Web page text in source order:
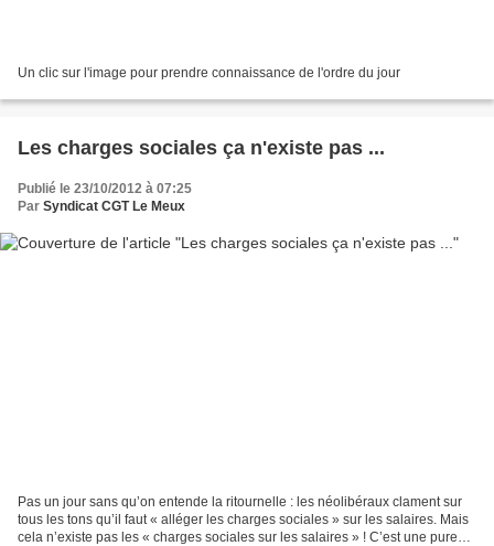
Un clic sur l'image pour prendre connaissance de l'ordre du jour
Les charges sociales ça n'existe pas ...
Publié le 23/10/2012 à 07:25
Par Syndicat CGT Le Meux
Pas un jour sans qu’on entende la ritournelle : les néolibéraux clament sur
tous les tons qu’il faut « alléger les charges sociales » sur les salaires. Mais
cela n’existe pas les « charges sociales sur les salaires » ! C’est une pure